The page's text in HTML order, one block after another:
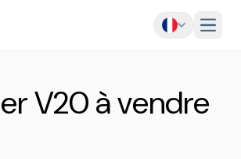
Menu
V20 à vendre